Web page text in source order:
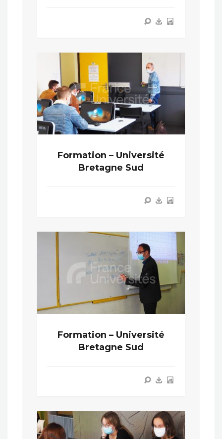
Formation – Université
Bretagne Sud
Formation – Université
Bretagne Sud